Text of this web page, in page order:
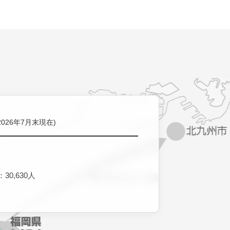
年7月末現在)
30,630人